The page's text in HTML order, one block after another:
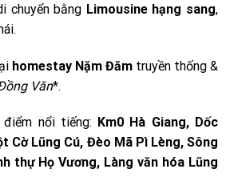
chuyển bằng Limousine hạng sang,
homestay Nặm Đămtruyền thống &
Văn*.
điểm nổi tiếng: Km0 Hà Giang, Dốc
Cờ Lũng Cú, Đèo Mã Pì Lèng, Sông
thự Họ Vương, Làng văn hóa Lũng